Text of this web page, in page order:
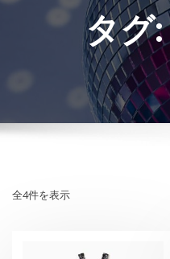
タグ
全4件を表示